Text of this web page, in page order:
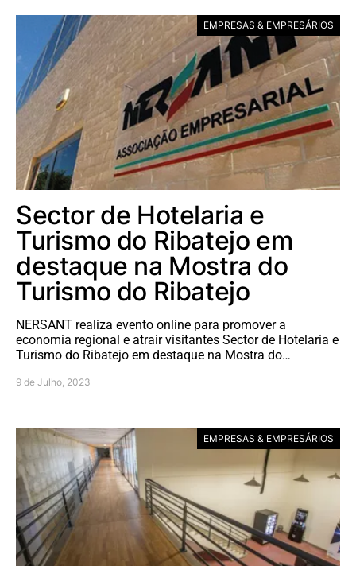
EMPRESAS & EMPRESÁRIOS
Sector de Hotelaria e
Turismo do Ribatejo em
destaque na Mostra do
Turismo do Ribatejo
NERSANT realiza evento online para promover a
economia regional e atrair visitantes Sector de Hotelaria e
Turismo do Ribatejo em destaque na Mostra do…
9 de Julho, 2023
EMPRESAS & EMPRESÁRIOS